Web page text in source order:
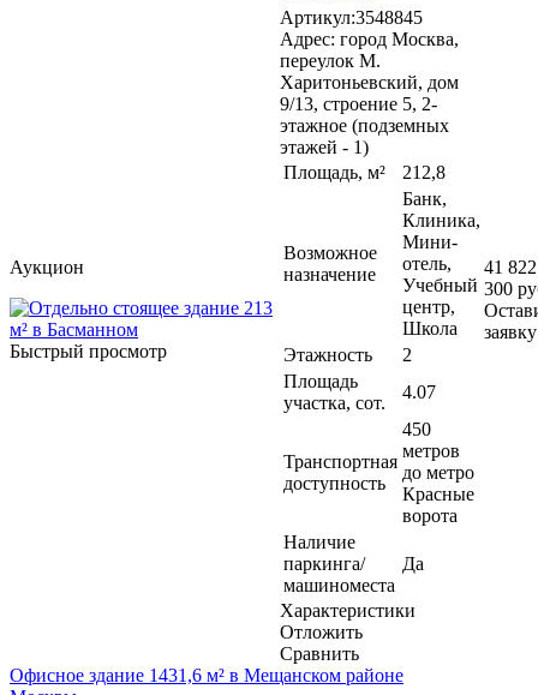
Аукцион
Быстрый просмотр
Артикул:3548845
Адрес: город Москва,
переулок М.
Харитоньевский, дом
9/13, строение 5, 2-
этажное (подземных
этажей - 1)
Площадь, м²
212,8
Возможное
назначение
Банк,
Клиника,
Мини-
отель,
Учебный
центр,
Школа
Этажность
2
Площадь
участка, сот.
4.07
Транспортная
доступность
450
метров
до метро
Красные
ворота
Наличие
паркинга/
машиноместа
Да
Характеристики
Отложить
Сравнить
41 822
300
заявку
Офисное здание 1431,6 м² в Мещанском районе